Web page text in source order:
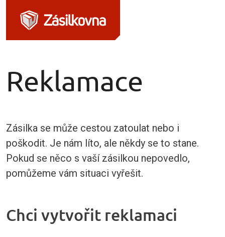
Reklamace
Zásilka se může cestou zatoulat nebo i
poškodit. Je nám líto, ale někdy se to stane.
Pokud se něco s vaší zásilkou nepovedlo,
pomůžeme vám situaci vyřešit.
Chci vytvořit reklamaci